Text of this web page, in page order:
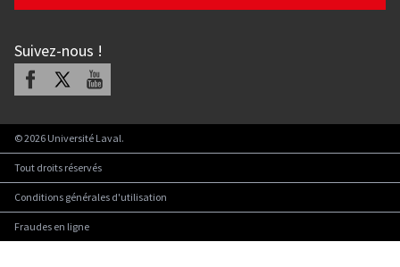
Suivez-nous !
Facebook Youtube
©2026 Université Laval.
Tout droits réservés
Conditions générales d'utilisation
Fraudes en ligne